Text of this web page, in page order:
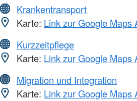
Krankentransport
Karte: Link zur Google Maps
Kurzzeitpflege
Karte: Link zur Google Maps
Migration und Integration
Karte: Link zur Google Maps